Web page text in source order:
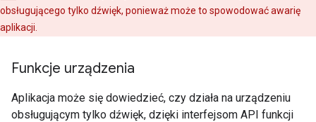
obsługującego tylko dźwięk, ponieważ może to spowodować awarię
aplikacji.
Funkcje urządzenia
Aplikacja może się dowiedzieć, czy działa na urządzeniu
obsługującym tylko dźwięk, dzięki interfejsom API funkcji